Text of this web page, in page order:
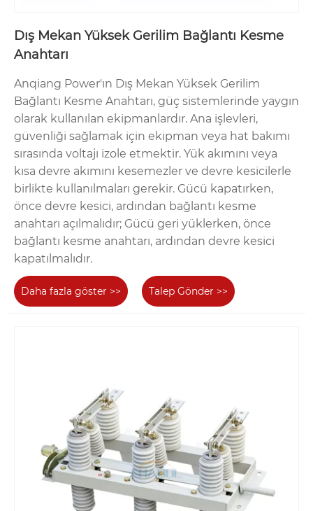
Dış Mekan Yüksek Gerilim Bağlantı Kesme
Anahtarı
Anqiang Power'ın Dış Mekan Yüksek Gerilim
Bağlantı Kesme Anahtarı, güç sistemlerinde yaygın
olarak kullanılan ekipmanlardır. Ana işlevleri,
güvenliği sağlamak için ekipman veya hat bakımı
sırasında voltajı izole etmektir. Yük akımını veya
kısa devre akımını kesemezler ve devre kesicilerle
birlikte kullanılmaları gerekir. Gücü kapatırken,
önce devre kesici, ardından bağlantı kesme
anahtarı açılmalıdır; Gücü geri yüklerken, önce
bağlantı kesme anahtarı, ardından devre kesici
kapatılmalıdır.
Daha fazla göster >> Talep Gönder >>